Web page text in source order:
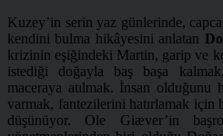
Kuzey’in serin yaz günlerinde,
kendini bulma hikâyesini anlatan
krizinin eşiğindeki Martin, garip ve
istediği doğayla baş başa
maceraya atılmak. İnsan olduğunu
varmak, fantezilerini hatırlamak
düşünüyor. Ole Giæver’in